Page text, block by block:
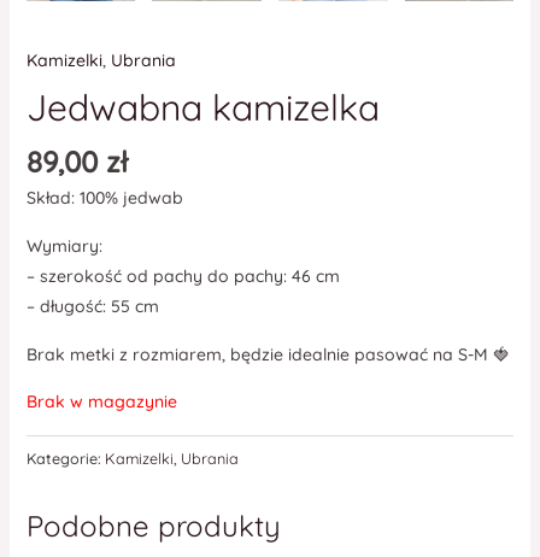
Kamizelki, Ubrania
Jedwabna kamizelka
89,00 zł
Skład: 100% jedwab
Wymiary:
– szerokość od pachy do pachy: 46 cm
– długość: 55 cm
Brak metki z rozmiarem, będzie idealnie pasować na S-M 🍓
Brak w magazynie
Kategorie: Kamizelki Ubrania
Podobne produkty